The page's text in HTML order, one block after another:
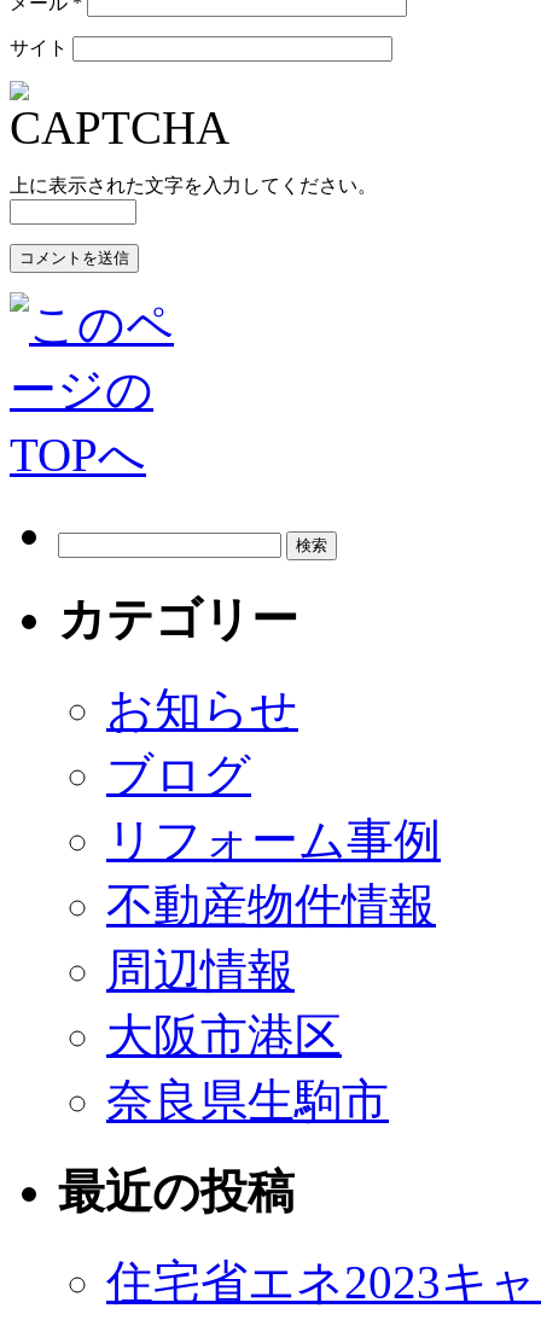
サイト
上に表示された文字を入力してください。
カテゴリー
お知らせ
ブログ
リフォーム事例
不動産物件情報
周辺情報
大阪市港区
奈良県生駒市
最近の投稿
住宅省エネ2023キ